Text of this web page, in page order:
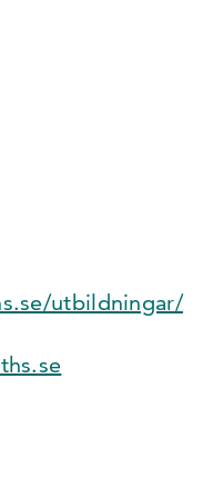
utbildningar/